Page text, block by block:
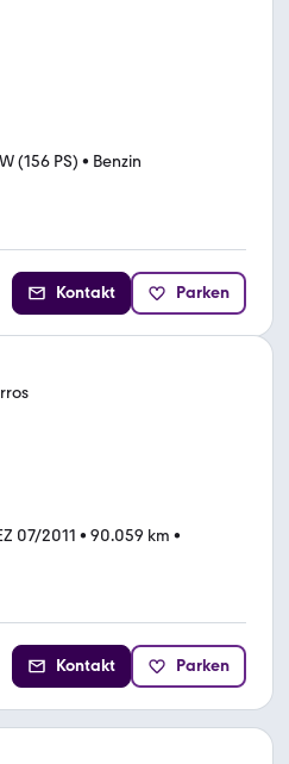
(156 PS) • Benzin
Kontakt Parken
07/2011 • 90.059 km •
Kontakt Parken